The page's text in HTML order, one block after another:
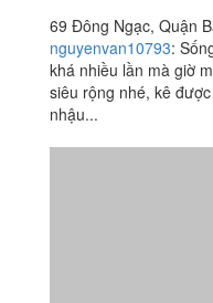
69 Đông Ngạc, Quận
nguyenvan10793:
khá nhiều lần mà giờ
siêu rộng nhé, kê
nhậu...